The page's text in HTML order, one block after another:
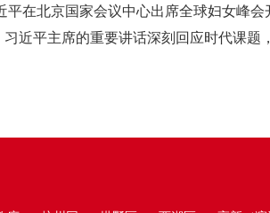
平在北京国家会议中心出席全球妇女峰
近平主席的重要讲话深刻回应时代课题